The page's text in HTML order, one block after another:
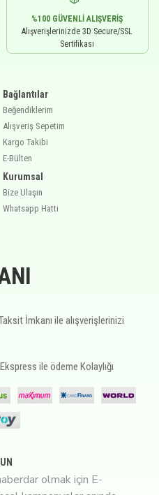
%100 GÜVENLI ALIŞVERIŞ
Alışverişlerinizde 3D Secure/SSL
Sertifikası
Bağlantılar
Beğendiklerim
Alışveriş Sepetim
Kargo Takibi
E-Bülten
Kurumsal
Bize Ulaşın
Whatsapp Hattı
İmkanı ile alışverişlerinizi
ile ödeme Kolaylığı
olmak için E-